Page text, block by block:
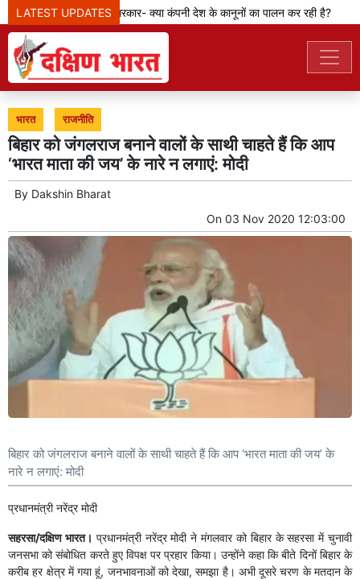
LATEST UPDATES
मेटा टीम से पूछ रही सरकार- क्या कंपनी देश के कानूनों का पालन कर रही है?
भारत राजनीति
बिहार को जंगलराज बनाने वालों के साथी चाहते हैं कि आप
‘भारत माता की जय’ के नारे न लगाएं: मोदी
By Dakshin Bharat
On 03 Nov 2020 12:03:00
बिहार को जंगलराज बनाने वालों के साथी चाहते हैं कि आप ‘भारत माता की जय’ के
नारे न लगाएं: मोदी
प्रधानमंत्री नरेंद्र मोदी
सहरसा/दक्षिण भारत। प्रधानमंत्री नरेंद्र मोदी ने मंगलवार को बिहार के सहरसा में चुनावी
जनसभा को संबोधित करते हुए विपक्ष पर प्रहार किया। उन्होंने कहा कि बीते दिनों बिहार के
करीब हर क्षेत्र में गया हूं, जनभावनाओं को देखा, समझा है। अभी दूसरे चरण के मतदान के